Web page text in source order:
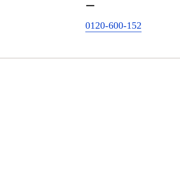
ー
0120-600-152